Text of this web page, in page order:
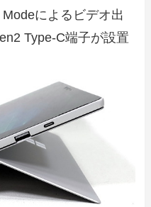
によるビデオ出
Type-C端子が設置